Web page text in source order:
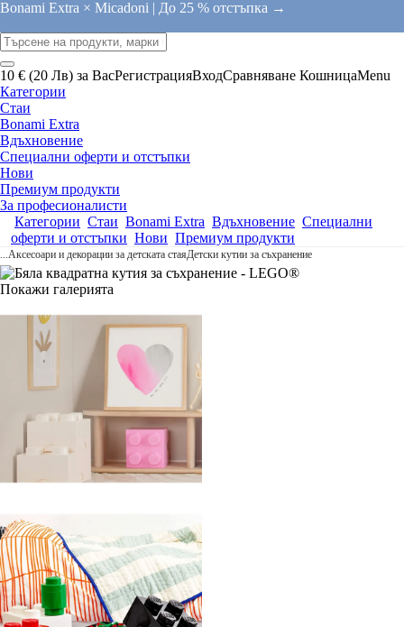
Bonami Extra × Micadoni | До 25 % отстъпка →
10 € (20 Лв) за ВасРегистрацияВходСравняване КошницаMenu
Категории
Стаи
Bonami Extra
Вдъхновение
Специални оферти и отстъпки
Нови
Премиум продукти
За професионалисти
Категории Стаи Bonami Extra Вдъхновение Специални
оферти и отстъпки Нови Премиум продукти
...Аксесоари и декорации за детската стаяДетски кутии за съхранение
Покажи галерията